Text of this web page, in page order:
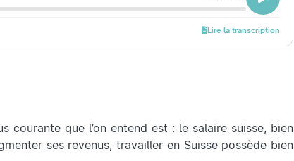
Lire la transcription
courante que l’on entend est : le salaire suisse, bien
ses revenus, travailler en Suisse possède bien